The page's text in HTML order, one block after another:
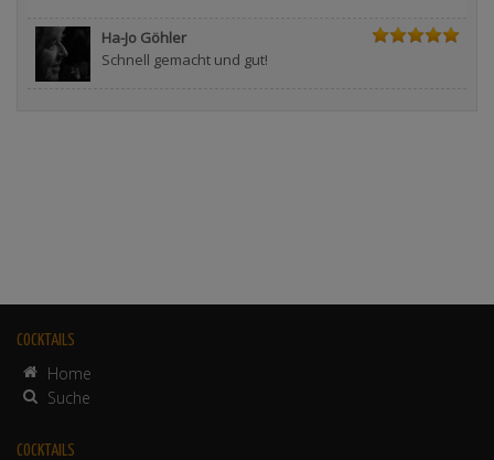
Ha-Jo Göhler
Schnell gemacht und gut!
COCKTAILS
Home
Suche
COCKTAILS